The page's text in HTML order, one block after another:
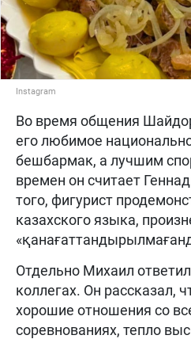
Instagram
Во время общения
его любимое
бешбармак, а лучшим
времен он считает
того, фигурист
казахского языка,
Отдельно Михаил
коллегах. Он рассказал,
хорошие отношения со
соревнованиях, тепло